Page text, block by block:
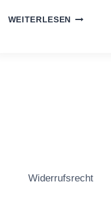
WEITERLESEN
„BARHILL
Widerrufsrecht